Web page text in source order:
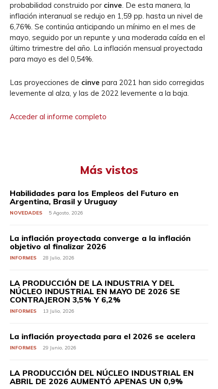
probabilidad construido por cinve. De esta manera, la
inflación interanual se redujo en 1,59 pp. hasta un nivel de
6,76%. Se continúa anticipando un mínimo en el mes de
mayo, seguido por un repunte y una moderada caída en el
último trimestre del año. La inflación mensual proyectada
para mayo es del 0,54%.
Las proyecciones de cinve para 2021 han sido corregidas
levemente al alza, y las de 2022 levemente a la baja.
Acceder al informe completo
Más vistos
Habilidades para los Empleos del Futuro en
Argentina, Brasil y Uruguay
NOVEDADES 5 Agosto, 2026
La inflación proyectada converge a la inflación
objetivo al finalizar 2026
INFORMES 28 Julio, 2026
LA PRODUCCIÓN DE LA INDUSTRIA Y DEL
NÚCLEO INDUSTRIAL EN MAYO DE 2026 SE
CONTRAJERON 3,5% Y 6,2%
INFORMES 13 Julio, 2026
La inflación proyectada para el 2026 se acelera
INFORMES 29 Junio, 2026
LA PRODUCCIÓN DEL NÚCLEO INDUSTRIAL EN
ABRIL DE 2026 AUMENTÓ APENAS UN 0,9%